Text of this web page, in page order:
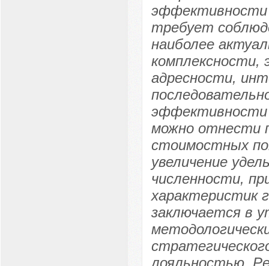
эффективности
требует
наиболее
адресности,
эффективности
можно отнести
стоимостных
увеличение
численности,
характеристик
заключается в